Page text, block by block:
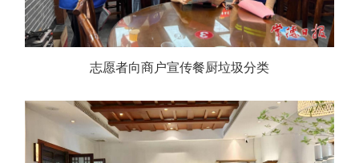
志愿者向商户宣传餐厨垃圾分类